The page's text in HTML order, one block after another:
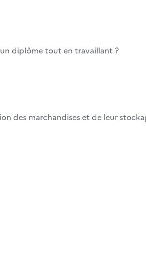
un diplôme tout en travaillant ?
des marchandises et de leur